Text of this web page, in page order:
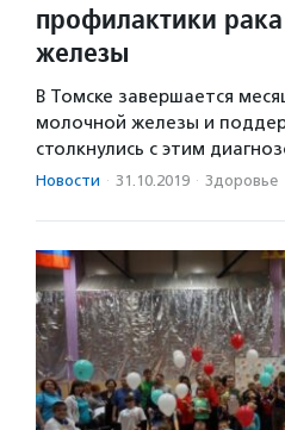
профилактики
железы
В Томске завершается
молочной железы и
столкнулись с этим
Новости · 31.10.2019 · Здоровье